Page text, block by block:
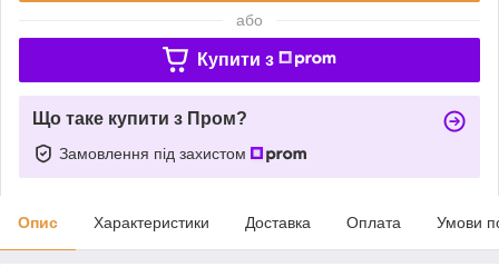
або
Купити з
Що таке купити з Пром?
Замовлення під захистом
Опис Характеристики Доставка Оплата Умови